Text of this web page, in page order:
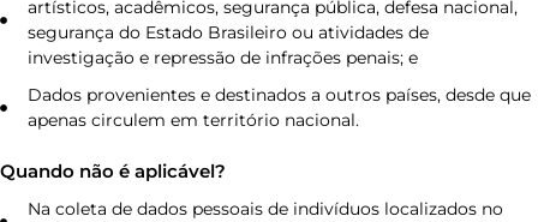
artísticos, acadêmicos, segurança pública, defesa nacional,
segurança do Estado Brasileiro ou atividades de
investigação e repressão de infrações penais; e
Dados provenientes e destinados a outros países, desde que
apenas circulem em território nacional.
Quando não é aplicável?
Na coleta de dados pessoais de indivíduos localizados no